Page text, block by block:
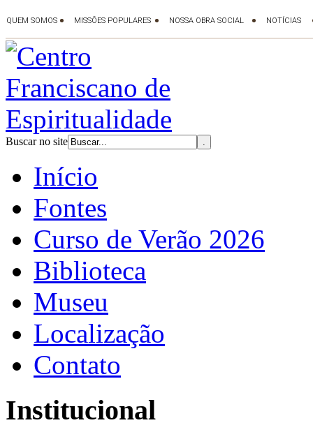
Buscar no site
Início
Fontes
Curso de Verão 2026
Biblioteca
Museu
Localização
Contato
Institucional